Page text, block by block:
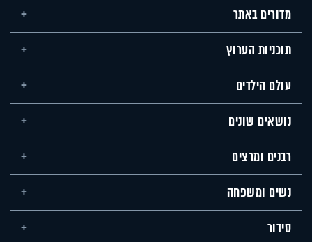
מדורים באתר
תוכניות הערוץ
עולם הילדים
נושאים שונים
רבנים ומרצים
נשים ומשפחה
סידור